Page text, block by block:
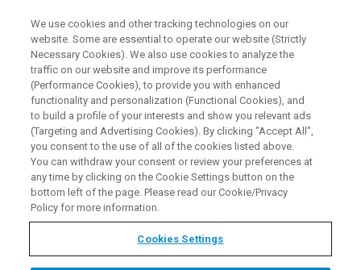
DE
Kohlenstoffstahl Test -
Prüfung des
Kohlenstoffgehalts in
Kohlenstoffstahl
We use cookies and other tracking technologies on our
website. Some are essential to operate our website (Strictly
Necessary Cookies). We also use cookies to analyze the
traffic on our website and improve its performance
(Performance Cookies), to provide you with enhanced
functionality and personalization (Functional Cookies), and
to build a profile of your interests and show you relevant ads
(Targeting and Advertising Cookies). By clicking "Accept All",
you consent to the use of all of the cookies listed above.
You can withdraw your consent or review your preferences at
any time by clicking on the Cookie Settings button on the
bottom left of the page. Please read our Cookie/Privacy
Policy for more information.
Cookies Settings